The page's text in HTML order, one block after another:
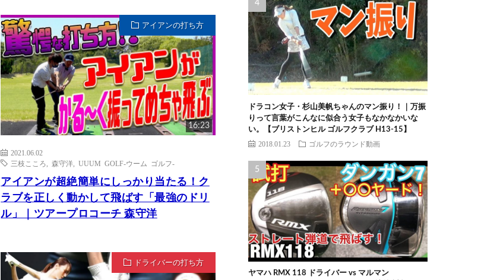
アイアンの打ち方
16:23
2021.06.02
三枝こころ
,森守洋 ,UUUM GOLF-ウーム ゴルフ-
アイアンが超絶簡単にしっかり当たる！ク
ラブを正しく動かして飛ばす「最強のドリ
ル」｜ツアープロコーチ 森守洋
ドライバーの打ち方
ドラコン女子・杉山美帆ちゃんのマン振り！｜万振
りって言葉がこんなに似合う女子もなかなかいな
い。【ブリストンヒル ゴルフクラブ H13-15】
2018.01.23 ゴルフのラウンド動画
ヤマハ RMX 118 ドライバー vs マルマン